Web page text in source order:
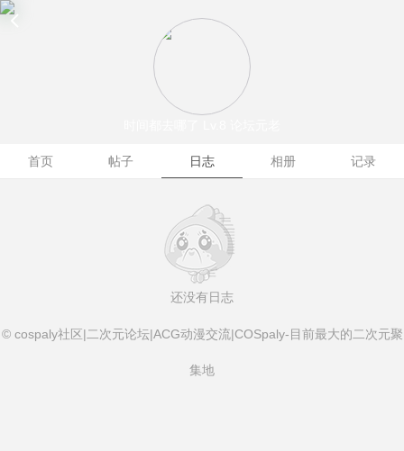
首页 帖子 日志 相册 记录
还没有日志
© cospaly社区|二次元论坛|ACG动漫交流|COSpaly-目前最大的二次元聚
集地